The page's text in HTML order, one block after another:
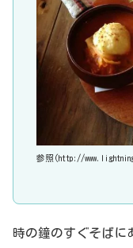
参照(http://
時の鐘のすぐそばに